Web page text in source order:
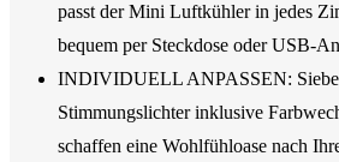
passt der Mini Luftkühler in jedes
bequem per Steckdose oder USB-
INDIVIDUELL ANPASSEN:
Stimmungslichter inklusive
schaffen eine Wohlfühloase nach